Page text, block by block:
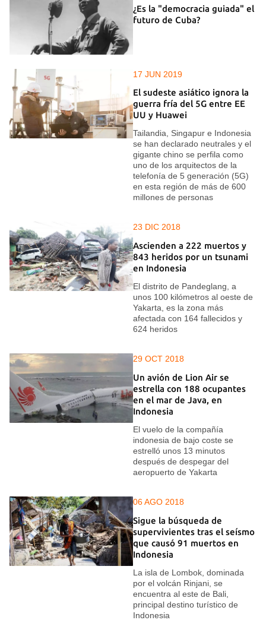
¿Es la "democracia guiada" el
futuro de Cuba?
17 JUN 2019
El sudeste asiático ignora la
guerra fría del 5G entre EE
UU y Huawei
Tailandia, Singapur e Indonesia
se han declarado neutrales y el
gigante chino se perfila como
uno de los arquitectos de la
telefonía de 5 generación (5G)
en esta región de más de 600
millones de personas
23 DIC 2018
Ascienden a 222 muertos y
843 heridos por un tsunami
en Indonesia
El distrito de Pandeglang, a
unos 100 kilómetros al oeste de
Yakarta, es la zona más
afectada con 164 fallecidos y
624 heridos
29 OCT 2018
Un avión de Lion Air se
estrella con 188 ocupantes
en el mar de Java, en
Indonesia
El vuelo de la compañía
indonesia de bajo coste se
estrelló unos 13 minutos
después de despegar del
aeropuerto de Yakarta
06 AGO 2018
Sigue la búsqueda de
supervivientes tras el seísmo
que causó 91 muertos en
Indonesia
La isla de Lombok, dominada
por el volcán Rinjani, se
encuentra al este de Bali,
principal destino turístico de
Indonesia